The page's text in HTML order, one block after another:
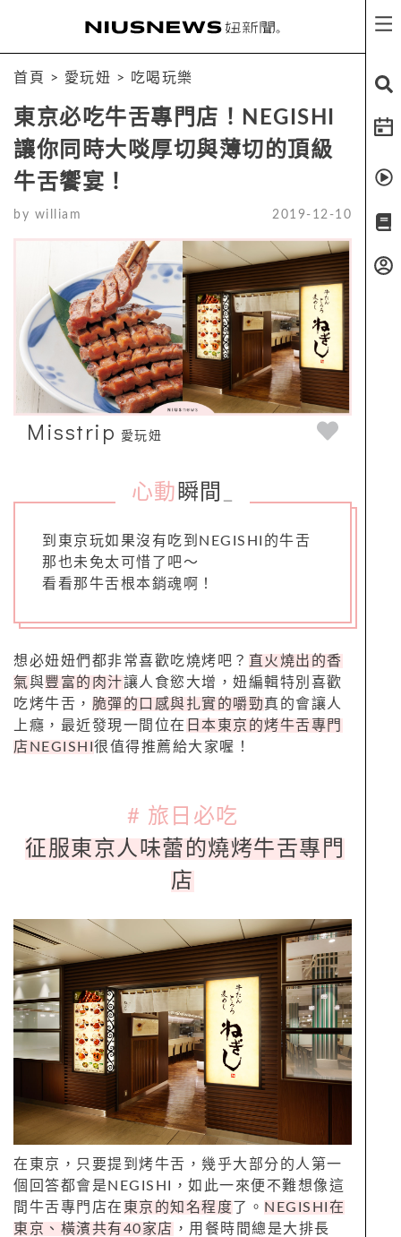
首頁 > 愛玩妞 > 吃喝玩樂
東京必吃牛舌專門店！NEGISHI
讓你同時大啖厚切與薄切的頂級
牛舌饗宴！
by william 2019-12-10
Misstrip 愛玩妞
心動 瞬間
到東京玩如果沒有吃到NEGISHI的牛舌
那也未免太可惜了吧～
看看那牛舌根本銷魂啊！
想必妞妞們都非常喜歡吃燒烤吧？ 直火燒出的香
氣與豐富的肉汁讓人食慾大增，妞編輯特別喜歡
吃烤牛舌， 脆彈的口感與扎實的嚼勁真的會讓人
上癮，最近發現一間位在 日本東京的烤牛舌專門
店NEGISHI 很值得推薦給大家喔！
# 旅日必吃
征服東京人味蕾的燒烤牛舌專門
店
在東京，只要提到烤牛舌，幾乎大部分的人第一
個回答都會是NEGISHI，如此一來便不難想像這
間牛舌專門店在 東京的知名程度 了。 NEGISHI在
東京、橫濱共有40家店 ，用餐時間總是大排長